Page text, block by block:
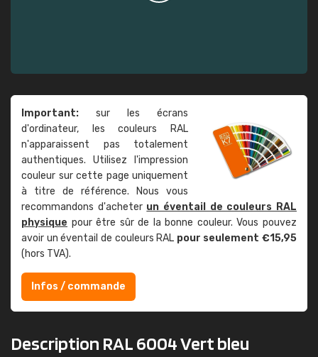
Important: sur les écrans
d'ordinateur, les couleurs RAL
n'apparaissent pas totalement
authentiques. Utilisez l'impression
couleur sur cette page uniquement
à titre de référence. Nous vous
recommandons d'acheter un éventail de couleurs RAL
physique pour être sûr de la bonne couleur. Vous pouvez
avoir un éventail de couleurs RAL pour seulement €15,95
(hors TVA).
Infos / commande
Description RAL 6004 Vert bleu